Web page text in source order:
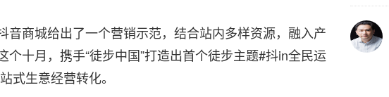
音商城给出了一个营销示范，结合站内多样资源，融入产
十月，携手“徒步中国”打造出首个徒步主题#抖in全民运
式生意经营转化。